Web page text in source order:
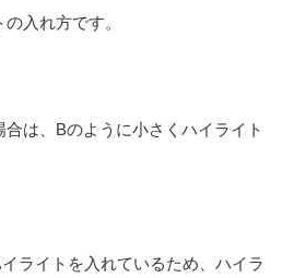
入れ方です。
は、Bのように小さくハイライト
ライトを入れているため、ハイラ